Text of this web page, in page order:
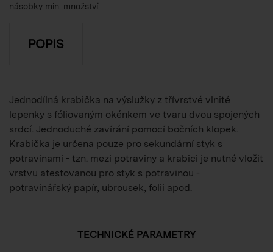
násobky min. množství.
POPIS
Jednodílná krabička na výslužky z třívrstvé vlnité
lepenky s fóliovaným okénkem ve tvaru dvou spojených
srdcí. Jednoduché zavírání pomocí bočních klopek.
Krabička je určena pouze pro sekundární styk s
potravinami - tzn. mezi potraviny a krabici je nutné vložit
vrstvu atestovanou pro styk s potravinou -
potravinářský papír, ubrousek, folii apod.
TECHNICKÉ PARAMETRY